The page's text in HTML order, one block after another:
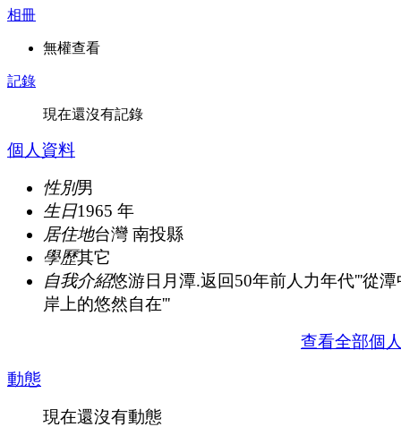
相冊
無權查看
記錄
現在還沒有記錄
個人資料
性別男
生日1965 年
居住地台灣 南投縣
學歷其它
自我介紹悠游日月潭.返回50年前人力年代'''從潭
岸上的悠然自在'''
查看全部個
動態
現在還沒有動態